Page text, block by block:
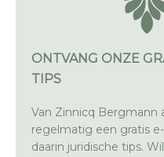
ONTVANG ONZE
TIPS
Van Zinnicq Bergmann
regelmatig een gratis
daarin juridische tips.